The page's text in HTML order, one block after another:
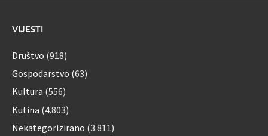
VIJESTI
Društvo (918)
Gospodarstvo (63)
Kultura (556)
Kutina (4.803)
Nekategorizirano (3.811)